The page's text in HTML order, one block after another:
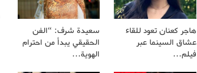
هاجر كعنان تعود للقاء
عشاق السينما عبر
فيلم…
سعيدة شرف: “الفن
الحقيقي يبدأ من احترام
الهوية…